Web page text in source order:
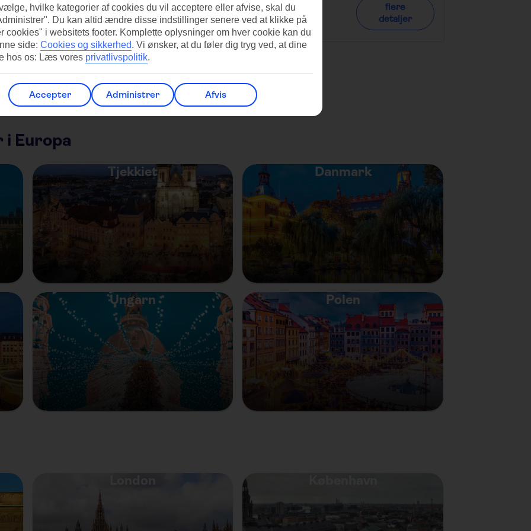
3.294,-
Totalpris Fra
flere
detaljer
4.746
Totalpris Fra
flere
detaljer
Se alle hoteller
i Europa
Tjekkiet Danmark
Ungarn Polen
hvilke kategorier af cookies du vil acceptere eller afvise, skal du
Du kan altid ændre disse indstillinger senere ved at klikke på
cookies" i websitets footer. Komplette oplysninger om hver cookie kan du
side: Cookies og sikkerhed. Vi ønsker, at du føler dig tryg ved, at dine
hos os: Læs vores privatlivspolitik.
Accepter Administrer Afvis